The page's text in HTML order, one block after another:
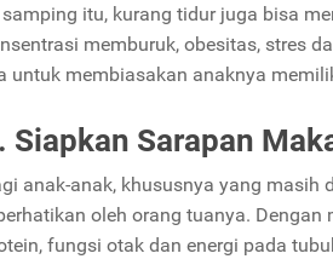
samping itu, kurang tidur juga bisa
memburuk, obesitas, stres
untuk membiasakan anaknya
Siapkan Sarapan
anak-anak, khususnya yang masih
oleh orang tuanya.
fungsi otak dan energi pada